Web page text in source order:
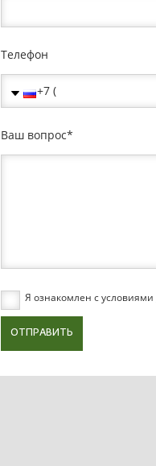
Телефон
Ваш вопрос
Я ознакомлен с условиями
ОТПРАВИТЬ